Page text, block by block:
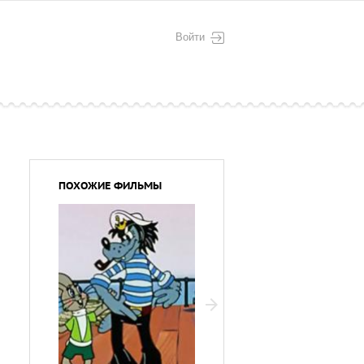
Войти
ПОХОЖИЕ ФИЛЬМЫ